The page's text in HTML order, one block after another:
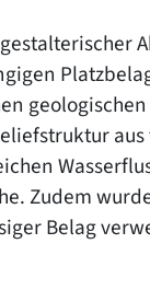
Zudem
Belag